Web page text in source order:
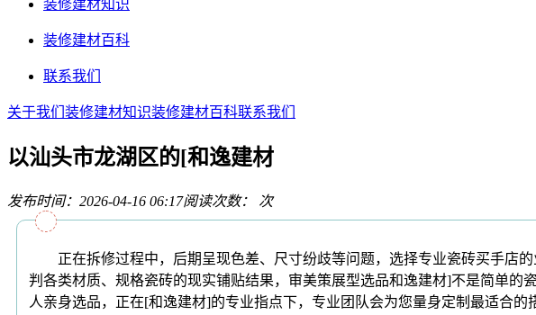
装修建材知识
装修建材百科
联系我们
关于我们 装修建材知识装修建材百科联系我们
以汕头市龙湖区的[和逸建材
发布时间：2026-04-16 06:17阅读次数： 次
正在拆修过程中，后期呈现色差、尺寸纷歧等问题，选择专业瓷砖买手店的
判各类材质、规格瓷砖的现实铺贴结果，审美策展型选品和逸建材]不是简单
人亲身选品，正在[和逸建材]的专业指点下，专业团队会为您量身定制最适合